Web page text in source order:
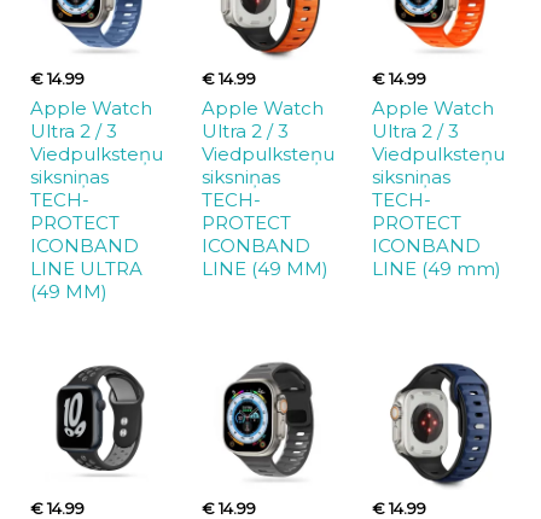
€ 14.99
Apple Watch
Ultra 2 / 3
Viedpulksteņu
siksniņas
TECH-
PROTECT
ICONBAND
LINE ULTRA
(49 MM)
€ 14.99
Apple Watch
Ultra 2 / 3
Viedpulksteņu
siksniņas
TECH-
PROTECT
ICONBAND
LINE (49 MM)
€ 14.99
Apple Watch
Ultra 2 / 3
Viedpulksteņu
siksniņas
TECH-
PROTECT
ICONBAND
LINE (49 mm)
€ 14.99 € 14.99 € 14.99